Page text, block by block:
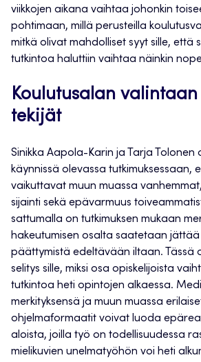
viikkojen aikana vaihtaa johonkin
pohtimaan, millä perusteilla
mitkä olivat mahdolliset syyt sille, että
tutkintoa haluttiin vaihtaa näinkin
Koulutusalan
tekijät
Sinikka Aapola-Karin ja Tarja Tolonen
käynnissä olevassa tutkimuksessaan,
vaikuttavat muun muassa
sijainti sekä epävarmuus
sattumalla on tutkimuksen mukaan
hakeutumisen osalta saatetaan
päättymistä edeltävään iltaan. Tässä
selitys sille, miksi osa opiskelijoista
tutkintoa heti opintojen alkaessa.
merkityksensä ja muun muassa
ohjelmaformaatit voivat luoda
aloista, joilla työ on todellisuudessa
mielikuvien unelmatyöhön voi heti